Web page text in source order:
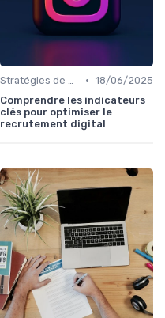
Stratégies de Recrutement Digital • 18/06/2025
Comprendre les indicateurs
clés pour optimiser le
recrutement digital